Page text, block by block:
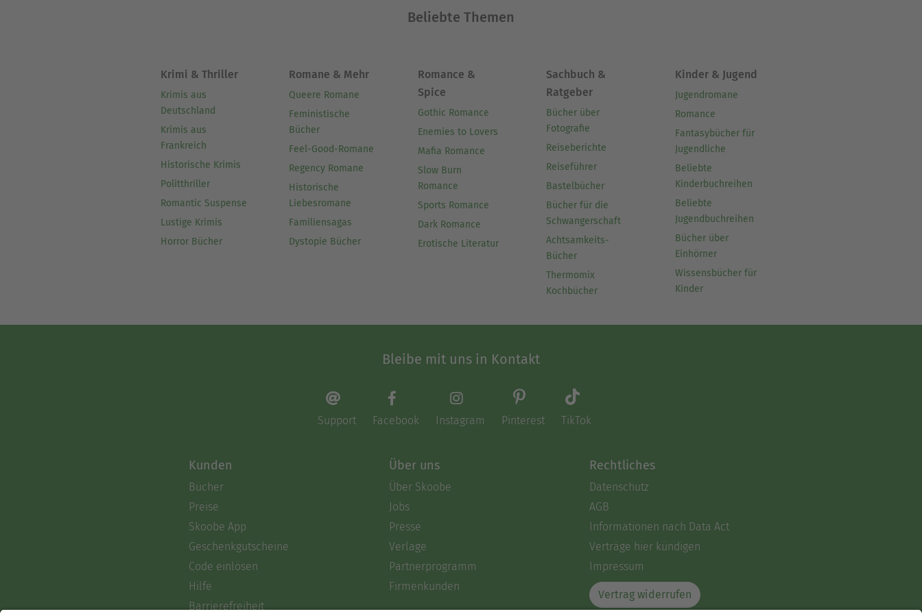
Beliebte Themen
Krimi & Thriller
Krimis aus
Deutschland
Krimis aus
Frankreich
Historische Krimis
Politthriller
Romantic Suspense
Lustige Krimis
Horror Bücher
Romane & Mehr
Queere Romane
Feministische
Bücher
Feel-Good-Romane
Regency Romane
Historische
Liebesromane
Familiensagas
Dystopie Bücher
Romance &
Spice
Gothic Romance
Enemies to Lovers
Mafia Romance
Slow Burn
Romance
Sports Romance
Dark Romance
Erotische Literatur
Sachbuch &
Ratgeber
Bücher über
Fotografie
Reiseberichte
Reiseführer
Bastelbücher
Bücher für die
Schwangerschaft
Achtsamkeits-
Bücher
Thermomix
Kochbücher
Kinder & Jugend
Jugendromane
Romance
Fantasybücher für
Jugendliche
Beliebte
Kinderbuchreihen
Beliebte
Jugendbuchreihen
Bücher über
Einhörner
Wissensbücher für
Kinder
Bleibe mit uns in Kontakt
Support Facebook Instagram Pinterest TikTok
Kunden
Bücher
Preise
Skoobe App
Geschenkgutscheine
Code einlösen
Hilfe
Barrierefreiheit
Über uns
Über Skoobe
Jobs
Presse
Verlage
Partnerprogramm
Firmenkunden
Rechtliches
Datenschutz
AGB
Informationen nach Data Act
Verträge hier kündigen
Impressum
Vertrag widerrufen